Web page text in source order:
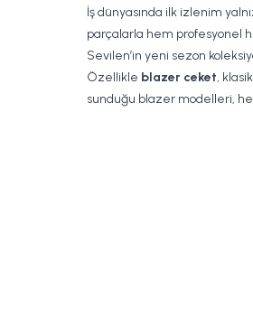
İş dünyasında ilk izlenim
parçalarla hem profesyonel
Sevilen’in yeni sezon
Özellikle blazer ceket,
sunduğu blazer modelleri,